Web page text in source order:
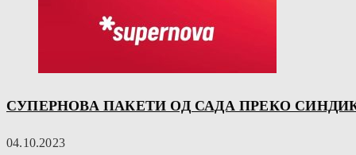
СУПЕРНОВА ПАКЕТИ ОД САДА ПРЕКО
04.10.2023